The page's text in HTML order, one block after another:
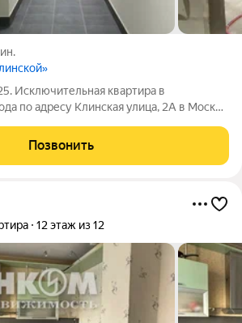
Исключительная квартира в
по адресу Клинская улица, 2А в Москве
жизни. Просторная трёхкомнатная
кв. м на 25 этаже
Позвонить
12 этаж из 12